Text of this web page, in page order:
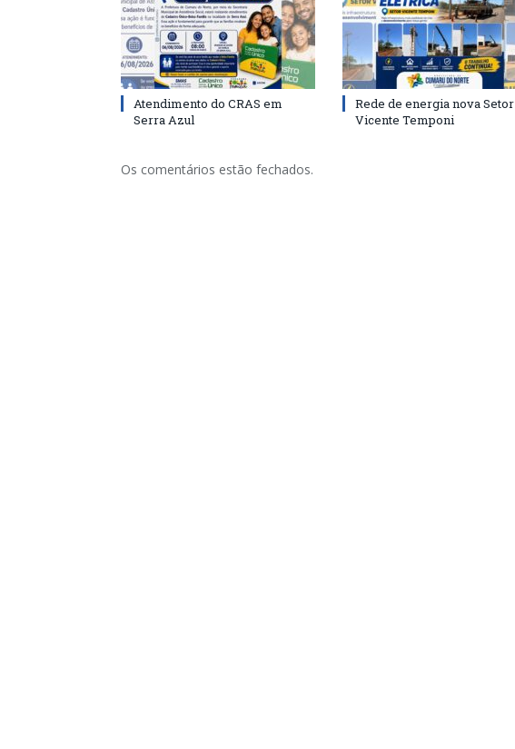
Atendimento do CRAS em
Serra Azul
Rede de energia nova Setor
Vicente Temponi
Os comentários estão fechados.